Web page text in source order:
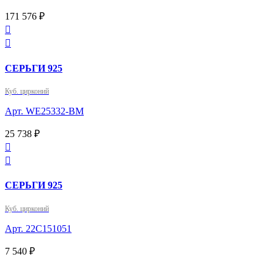
171 576 ₽


СЕРЬГИ 925
Куб. цирконий
Арт. WE25332-BM
25 738 ₽


СЕРЬГИ 925
Куб. цирконий
Арт. 22С151051
7 540 ₽